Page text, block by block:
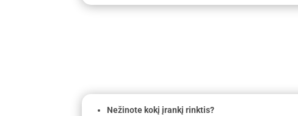
Nežinote kokį įrankį rinktis?